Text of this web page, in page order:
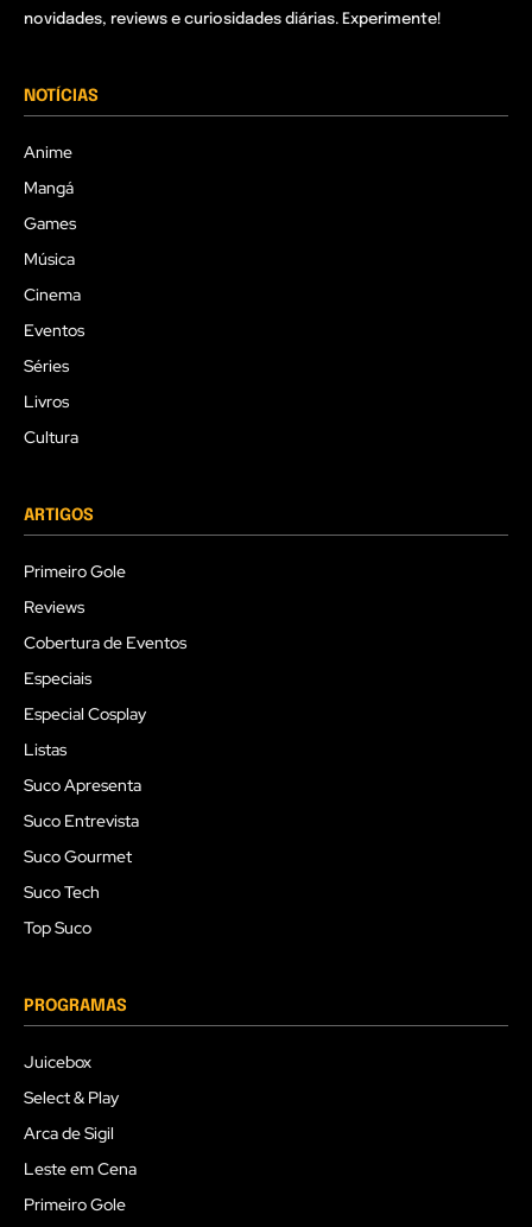
novidades, reviews e curiosidades diárias. Experimente!
NOTÍCIAS
Anime
Mangá
Games
Música
Cinema
Eventos
Séries
Livros
Cultura
ARTIGOS
Primeiro Gole
Reviews
Cobertura de Eventos
Especiais
Especial Cosplay
Listas
Suco Apresenta
Suco Entrevista
Suco Gourmet
Suco Tech
Top Suco
PROGRAMAS
Juicebox
Select & Play
Arca de Sigil
Leste em Cena
Primeiro Gole